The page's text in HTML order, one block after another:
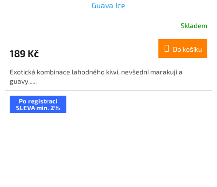
Guava Ice
Skladem
189 Kč Do košíku
Exotická kombinace lahodného kiwi, nevšední marakuji a
guavy......
Po registraci
SLEVA min. 2%